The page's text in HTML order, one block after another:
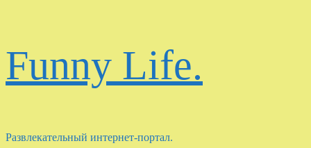
содержимому
Funny Life.
Развлекательный интернет-портал.